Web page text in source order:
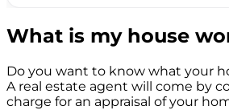
What is my house
Do you want to know what your
A real estate agent will come by
charge for an appraisal of your